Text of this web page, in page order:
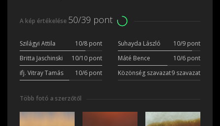
A kép értékelése 50/39 pont
Szilágyi Attila 10/8 pont Suhayda László
10/9 pont
Britta Jaschinski
10/10 pont Máté Bence
10/6 pont
ifj. Vitray Tamás
10/6 pont Közönség szavazat9 szavazat
Több fotó a szerzőtől